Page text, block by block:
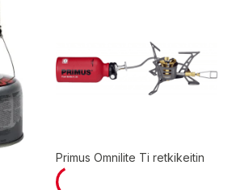
Primus Omnilite Ti retkikeitin